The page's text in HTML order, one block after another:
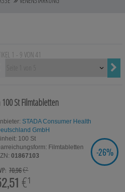
1 - 9 VON 41
100 StFilmtabletten
STADA Consumer Health
GmbH
100 St
Filmtabletten
01867103
70,96€²
€¹
SIE SPAREN
-26%